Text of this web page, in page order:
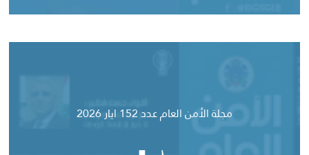
مجلة الأمن العام عدد 152 ايار 2026